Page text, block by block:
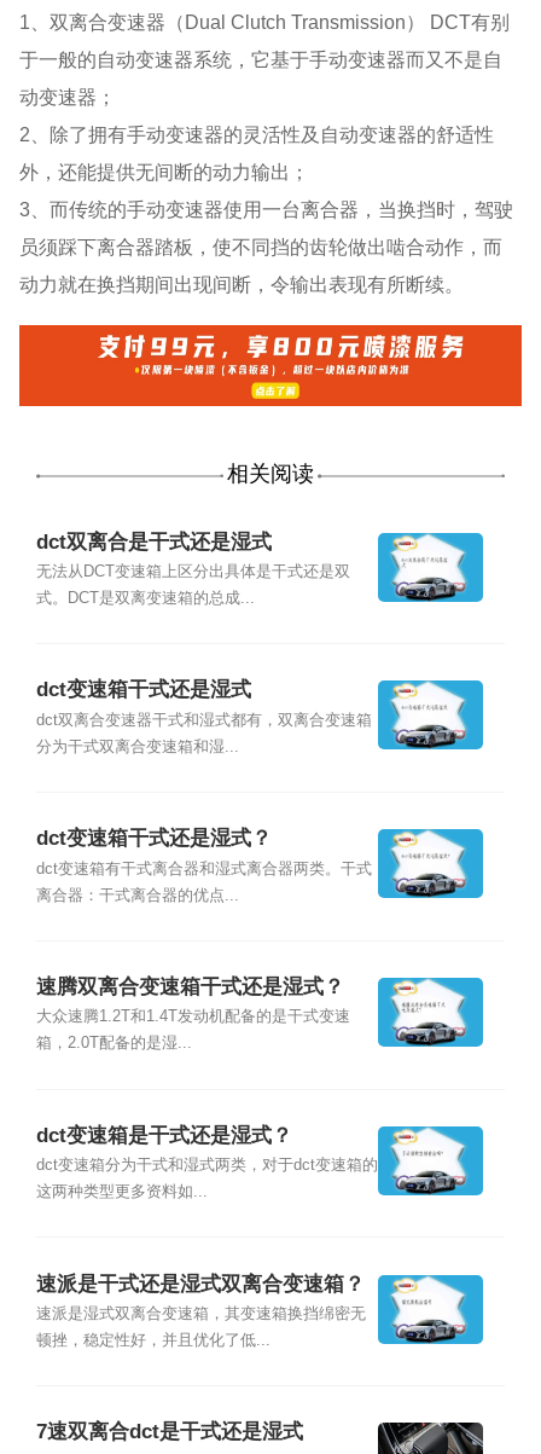
1、双离合变速器（Dual Clutch Transmission） DCT有别
于一般的自动变速器系统，它基于手动变速器而又不是自
动变速器；
2、除了拥有手动变速器的灵活性及自动变速器的舒适性
外，还能提供无间断的动力输出；
3、而传统的手动变速器使用一台离合器，当换挡时，驾驶
员须踩下离合器踏板，使不同挡的齿轮做出啮合动作，而
动力就在换挡期间出现间断，令输出表现有所断续。
相关阅读
dct双离合是干式还是湿式
无法从DCT变速箱上区分出具体是干式还是双
式。DCT是双离变速箱的总成...
dct变速箱干式还是湿式
dct双离合变速器干式和湿式都有，双离合变速箱
分为干式双离合变速箱和湿...
dct变速箱干式还是湿式？
dct变速箱有干式离合器和湿式离合器两类。干式
离合器：干式离合器的优点...
速腾双离合变速箱干式还是湿式？
大众速腾1.2T和1.4T发动机配备的是干式变速
箱，2.0T配备的是湿...
dct变速箱是干式还是湿式？
dct变速箱分为干式和湿式两类，对于dct变速箱的
这两种类型更多资料如...
速派是干式还是湿式双离合变速箱？
速派是湿式双离合变速箱，其变速箱换挡绵密无
顿挫，稳定性好，并且优化了低...
7速双离合dct是干式还是湿式